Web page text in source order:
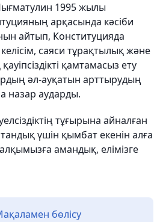
1995 жылы
арқасында кәсіби
айтып, Конституцияда
саяси тұрақтылық және
қамтамасыз ету
әл-ауқатын арттырудың
назар аударды.
тұғырына айналған
үшін қымбат екенін алға
амандық, елімізге
бөлісу